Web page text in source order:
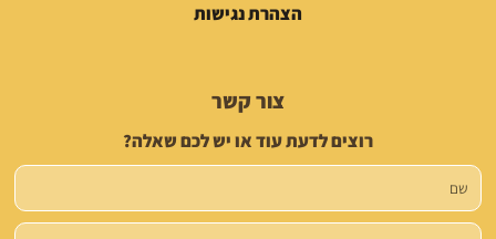
הצהרת נגישות
צור קשר
רוצים לדעת עוד או יש לכם שאלה?
שם
טלפון